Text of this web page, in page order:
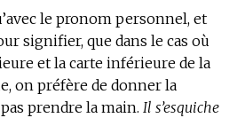
le pronom personnel, et
signifier, que dans le cas où
et la carte inférieure de la
on préfère de donner la
prendre la main. Il s’esquiche